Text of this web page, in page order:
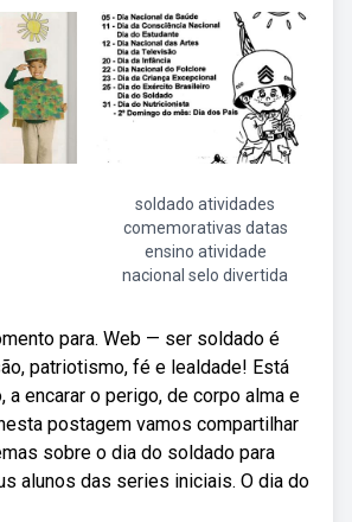
soldado atividades
comemorativas datas
ensino atividade
nacional selo divertida
para. Web — ser soldado é
patriotismo, fé e lealdade! Está
encarar o perigo, de corpo alma e
postagem vamos compartilhar
sobre o dia do soldado para
alunos das series iniciais. O dia do